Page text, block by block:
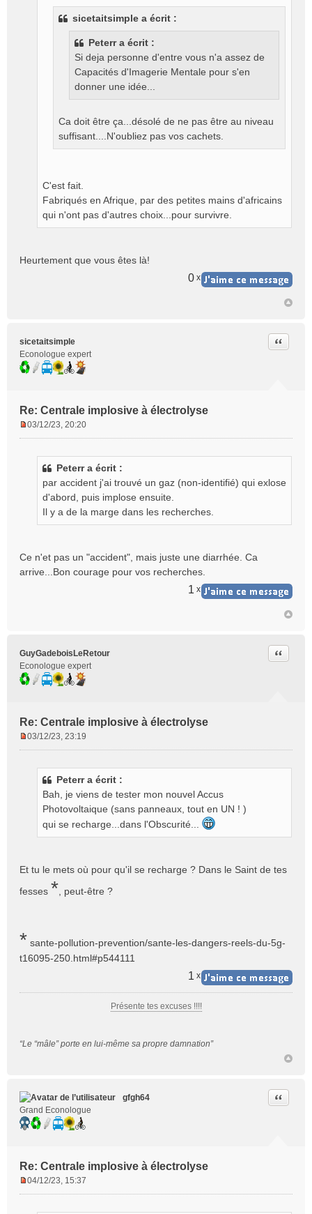
sicetaitsimple a écrit :
Peterr a écrit :
Si deja personne d'entre vous n'a assez de
Capacités d'Imagerie Mentale pour s'en
donner une idée...
Ca doit être ça...désolé de ne pas être au niveau
suffisant....N'oubliez pas vos cachets.
C'est fait.
Fabriqués en Afrique, par des petites mains d'africains
qui n'ont pas d'autres choix...pour survivre.
Heurtement que vous êtes là!
0 x
sicetaitsimple
Econologue expert
Re: Centrale implosive à électrolyse
Citer
l
u
03/12/23, 20:20
Peterr a écrit :
par accident j'ai trouvé un gaz (non-identifié) qui exlose
d'abord, puis implose ensuite.
Il y a de la marge dans les recherches.
Ce n'et pas un "accident", mais juste une diarrhée. Ca
arrive...Bon courage pour vos recherches.
1 x
GuyGadeboisLeRetour
Econologue expert
Re: Centrale implosive à électrolyse
Citer
l
03/12/23, 23:19
Peterr a écrit :
Bah, je viens de tester mon nouvel Accus
Photovoltaique (sans panneaux, tout en UN ! )
qui se recharge...dans l'Obscurité...
Et tu le mets où pour qu'il se recharge ? Dans le Saint de tes
fesses * , peut-être ?
* sante-pollution-prevention/sante-les-dangers-reels-du-5g-
t16095-250.html#p544111
1 x
Présente tes excuses !!!!
“Le “mâle” porte en lui-même sa propre damnation”
gfgh64
Grand Econologue
Re: Centrale implosive à électrolyse
Citer
04/12/23, 15:37